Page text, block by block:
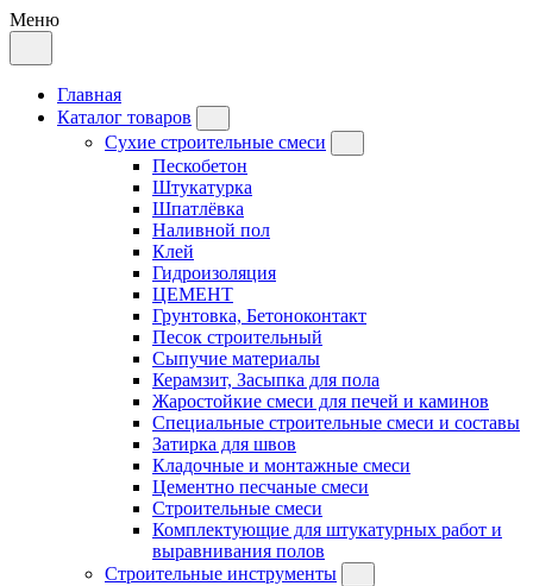
Меню
Главная
Каталог товаров
Сухие строительные смеси
Пескобетон
Штукатурка
Шпатлёвка
Наливной пол
Клей
Гидроизоляция
ЦЕМЕНТ
Грунтовка, Бетоноконтакт
Песок строительный
Сыпучие материалы
Керамзит, Засыпка для пола
Жаростойкие смеси для печей и каминов
Специальные строительные смеси и составы
Затирка для швов
Кладочные и монтажные смеси
Цементно песчаные смеси
Строительные смеси
Комплектующие для штукатурных работ и
выравнивания полов
Строительные инструменты